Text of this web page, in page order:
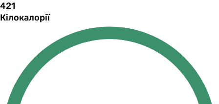
421
Кілокалорії